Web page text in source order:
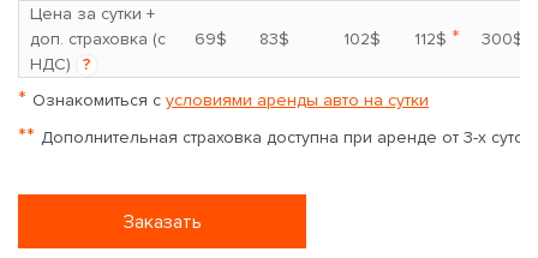
Цена за сутки +
доп. страховка (с
НДС)
?
69$ 83$ 102$ 112$ * 300$
* Ознакомиться с условиями аренды авто на сутки
** Дополнительная страховка доступна при аренде от 3-х суток
Заказать